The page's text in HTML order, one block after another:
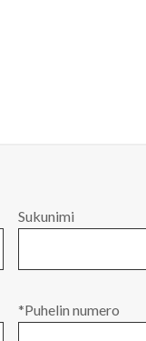
Sukunimi
*Puhelin numero